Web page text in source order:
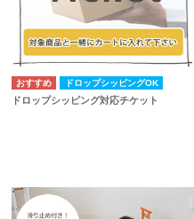
ドロップシッピングOK
ドロップシッピング対応チケット